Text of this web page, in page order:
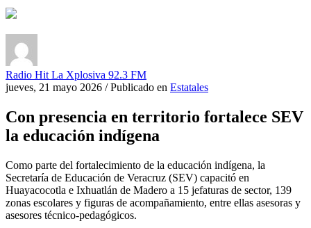
Radio Hit La Xplosiva 92.3 FM
jueves, 21 mayo 2026 /Publicado en Estatales
Con presencia en territorio fortalece SEV
la educación indígena
Como parte del fortalecimiento de la educación indígena, la
Secretaría de Educación de Veracruz (SEV) capacitó en
Huayacocotla e Ixhuatlán de Madero a 15 jefaturas de sector, 139
zonas escolares y figuras de acompañamiento, entre ellas asesoras y
asesores técnico-pedagógicos.